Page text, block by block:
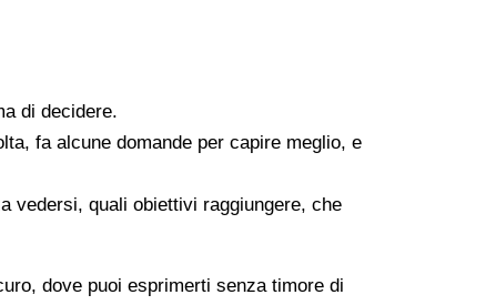
di decidere.
fa alcune domande per capire meglio, e
vedersi, quali obiettivi raggiungere, che
dove puoi esprimerti senza timore di